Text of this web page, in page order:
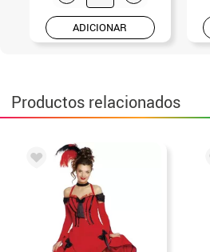
ADICIONAR
Productos relacionados